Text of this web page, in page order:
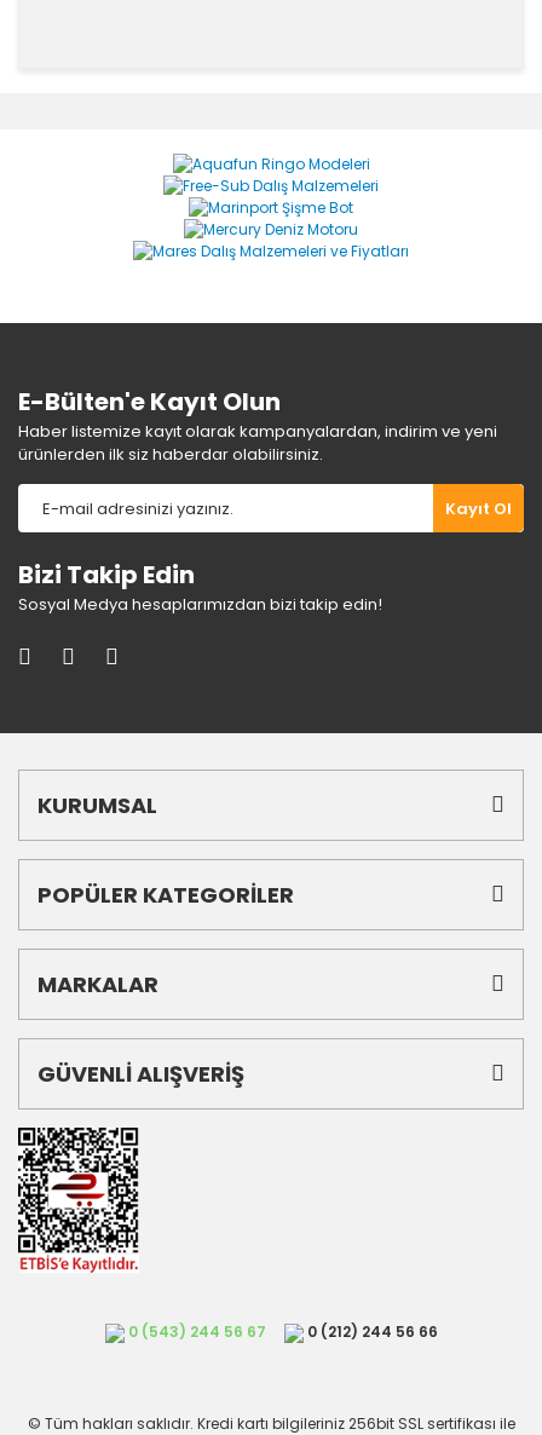
Yorum Yaz
Ürün resmi kalitesiz, bozuk veya görüntülenemiyor.
Ürün açıklamasında eksik bilgiler bulunuyor.
Ürün bilgilerinde hatalar bulunuyor.
E-Bülten'e Kayıt Olun
Haber listemize kayıt olarak kampanyalardan, indirim ve yeni
ürünlerden ilk siz haberdar olabilirsiniz.
Kayıt Ol
Bizi Takip Edin
Sosyal Medya hesaplarımızdan bizi takip edin!
KURUMSAL
POPÜLER KATEGORİLER
MARKALAR
GÜVENLİ ALIŞVERİŞ
0 (543) 244 56 67 0 (212) 244 56 66
© Tüm hakları saklıdır. Kredi kartı bilgileriniz 256bit SSL sertifikası ile